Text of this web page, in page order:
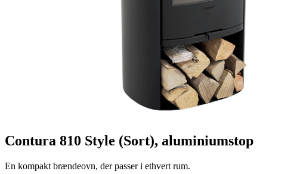
Contura 810 Style (Sort), aluminiumstop
En kompakt brændeovn, der passer i ethvert rum.